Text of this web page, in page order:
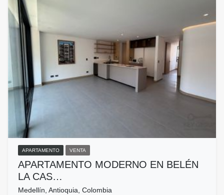
APARTAMENTO VENTA
APARTAMENTO MODERNO EN BELÉN
LA CAS…
Medellín, Antioquia, Colombia